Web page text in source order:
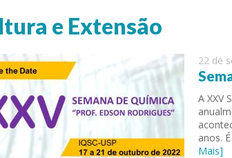
e Extensão
22 de
A XXV
anos.
Mais]